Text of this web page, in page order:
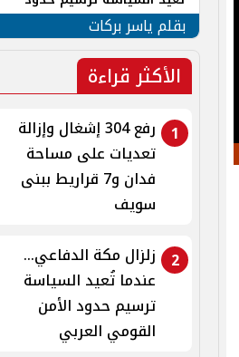
الأمن القومي العربي
بقلم ياسر بركات
الأكثر قراءة
1
رفع 304 إشغال وإزالة
تعديات على مساحة
فدان و7 قراريط ببنى
سويف
2
زلزال مكة الدفاعي...
عندما تُعيد السياسة
ترسيم حدود الأمن
القومي العربي